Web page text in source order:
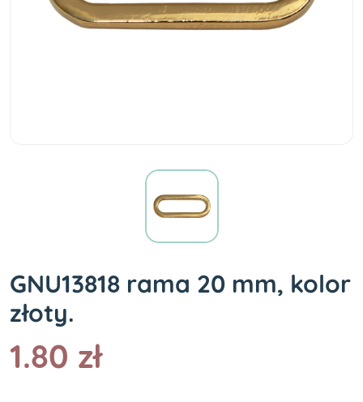
GNU13818 rama 20 mm, kolor
złoty.
1.80 zł